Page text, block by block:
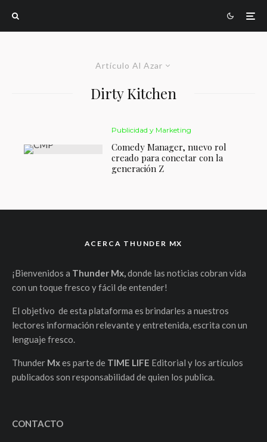
Artículo Al Azar
Dirty Kitchen
Publicidad y Marketing
Comedy Manager, nuevo rol
creado para conectar con la
generación Z
ACERCA THUNDER MX
¡Bienvenidos a Thunder Mx,donde las noticias cobran vida
con un toque fresco y fácil de entender!
El objetivo de esta plataforma es brindarles a nuestros
lectores información relevante y entretenida, escrita con un
lenguaje fresco.
Thunder Mxes parte de TIME LIFE Editorial y los artículos
publicados son responsabilidad de quien los publica.
CONTACTO